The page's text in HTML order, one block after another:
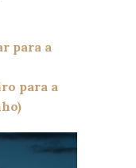
para a
para a